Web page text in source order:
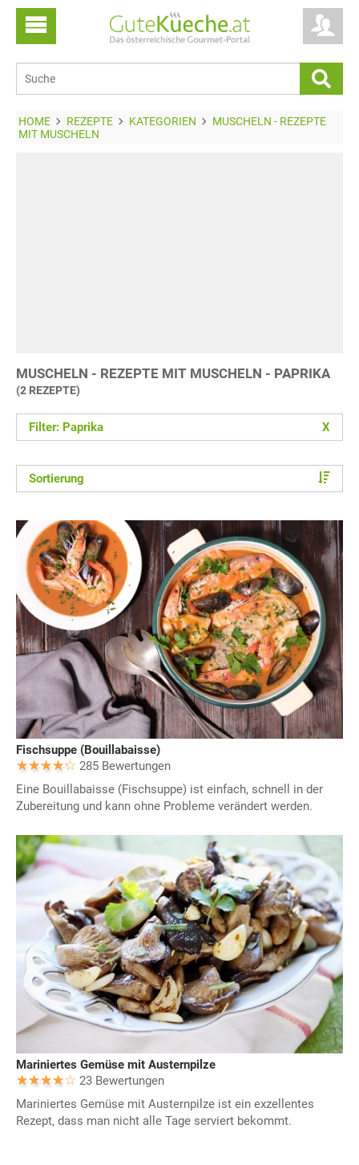
HOME REZEPTE KATEGORIEN
MUSCHELN - REZEPTE
MIT MUSCHELN
MUSCHELN - REZEPTE MIT MUSCHELN - PAPRIKA
(2 REZEPTE)
Filter: Paprika X
Sortierung
Fischsuppe (Bouillabaisse)
285 Bewertungen
Eine Bouillabaisse (Fischsuppe) ist einfach, schnell in der
Zubereitung und kann ohne Probleme verändert werden.
Mariniertes Gemüse mit Austernpilze
23 Bewertungen
Mariniertes Gemüse mit Austernpilze ist ein exzellentes
Rezept, dass man nicht alle Tage serviert bekommt.